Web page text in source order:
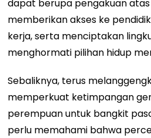
dapat berupa pengakuan
memberikan akses ke
kerja, serta menciptakan
menghormati pilihan hidup
Sebaliknya, terus
memperkuat ketimpangan
perempuan untuk bangkit
perlu memahami bahwa